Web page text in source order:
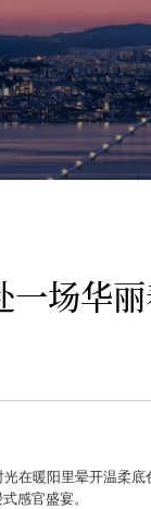
一场华
在暖阳里晕开温柔
感官盛宴。